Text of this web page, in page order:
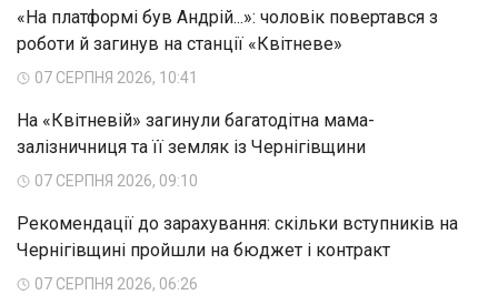
«На платформі був Андрій...»: чоловік повертався з
роботи й загинув на станції «Квітневе»
07 СЕРПНЯ 2026, 10:41
На «Квітневій» загинули багатодітна мама-
залізничниця та її земляк із Чернігівщини
07 СЕРПНЯ 2026, 09:10
Рекомендації до зарахування: скільки вступників на
Чернігівщині пройшли на бюджет і контракт
07 СЕРПНЯ 2026, 06:26